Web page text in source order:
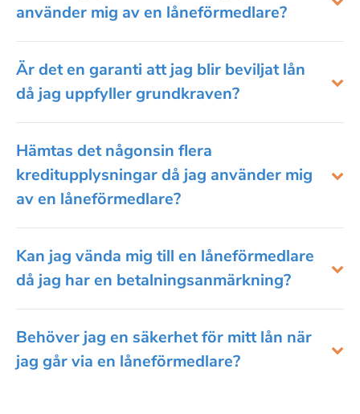
använder mig av en låneförmedlare?
Är det en garanti att jag blir beviljat lån
då jag uppfyller grundkraven?
Hämtas det någonsin flera
kreditupplysningar då jag använder mig
av en låneförmedlare?
Kan jag vända mig till en låneförmedlare
då jag har en betalningsanmärkning?
Behöver jag en säkerhet för mitt lån när
jag går via en låneförmedlare?